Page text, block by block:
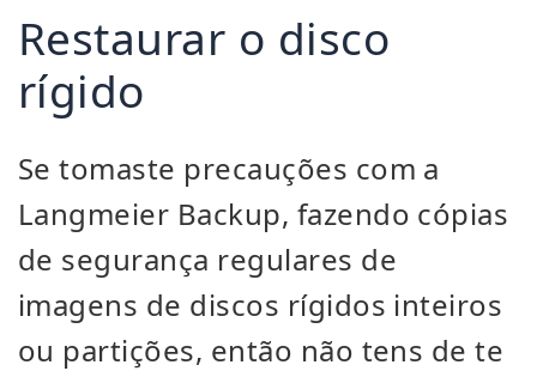
Restaurar o disco
rígido
Se tomaste precauções com a
Langmeier Backup, fazendo cópias
de segurança regulares de
imagens de discos rígidos inteiros
ou partições, então não tens de te